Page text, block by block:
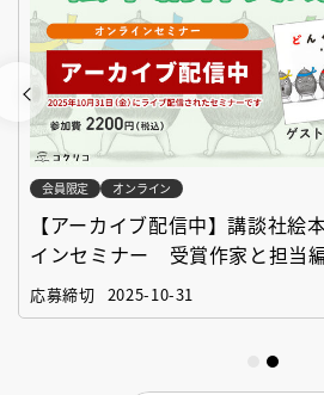
会員限定 オンライン
【アーカイブ配信中】講談社絵
インセミナー 受賞作家と担当
「絵本創作実践講座」
応募締切 2025-10-31